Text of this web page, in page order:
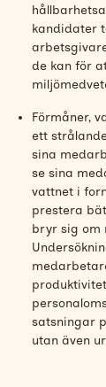
kandidater
de kan för
Förmåner,
ett
sina
se sina
vattnet i
prestera
bryr sig om
satsningar
utan även